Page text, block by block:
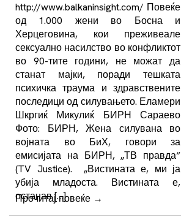
http://www.balkaninsight.com/ Повеќе
од 1.000 жени во Босна и
Херцеговина, кои преживеале
сексуално насилство во конфликтот
во 90-тите години, не можат да
станат мајки, поради тешката
психичка траума и здравствените
последици од силувањето. Еламери
Шкргиќ Микулиќ БИРН Сараево
Фото: БИРН, Жена силувана во
војната во БиХ, говори за
емисијата на БИРН, „ТВ правда“
(TV Justice). „Вистината е, ми ја
убија младоста. Вистината е,
останав […]
Прочитај повеќе →